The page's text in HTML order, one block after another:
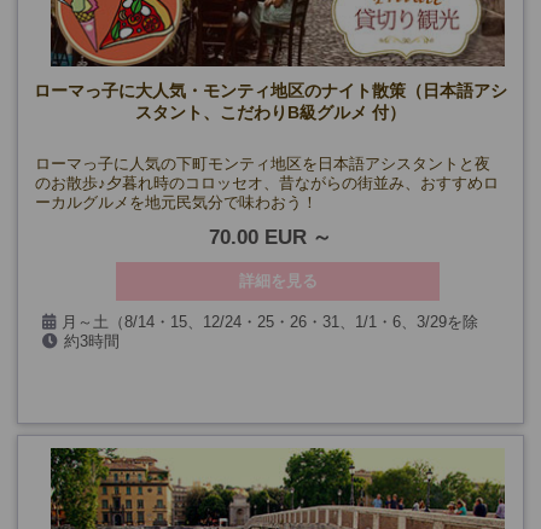
ローマっ子に大人気・モンティ地区のナイト散策（日本語アシ
スタント、こだわりB級グルメ 付）
ローマっ子に人気の下町モンティ地区を日本語アシスタントと夜
のお散歩♪夕暮れ時のコロッセオ、昔ながらの街並み、おすすめロ
ーカルグルメを地元民気分で味わおう！
70.00 EUR
詳細を見る
月～土（8/14・15、12/24・25・26・31、1/1・6、3/29を除
く）約3時間